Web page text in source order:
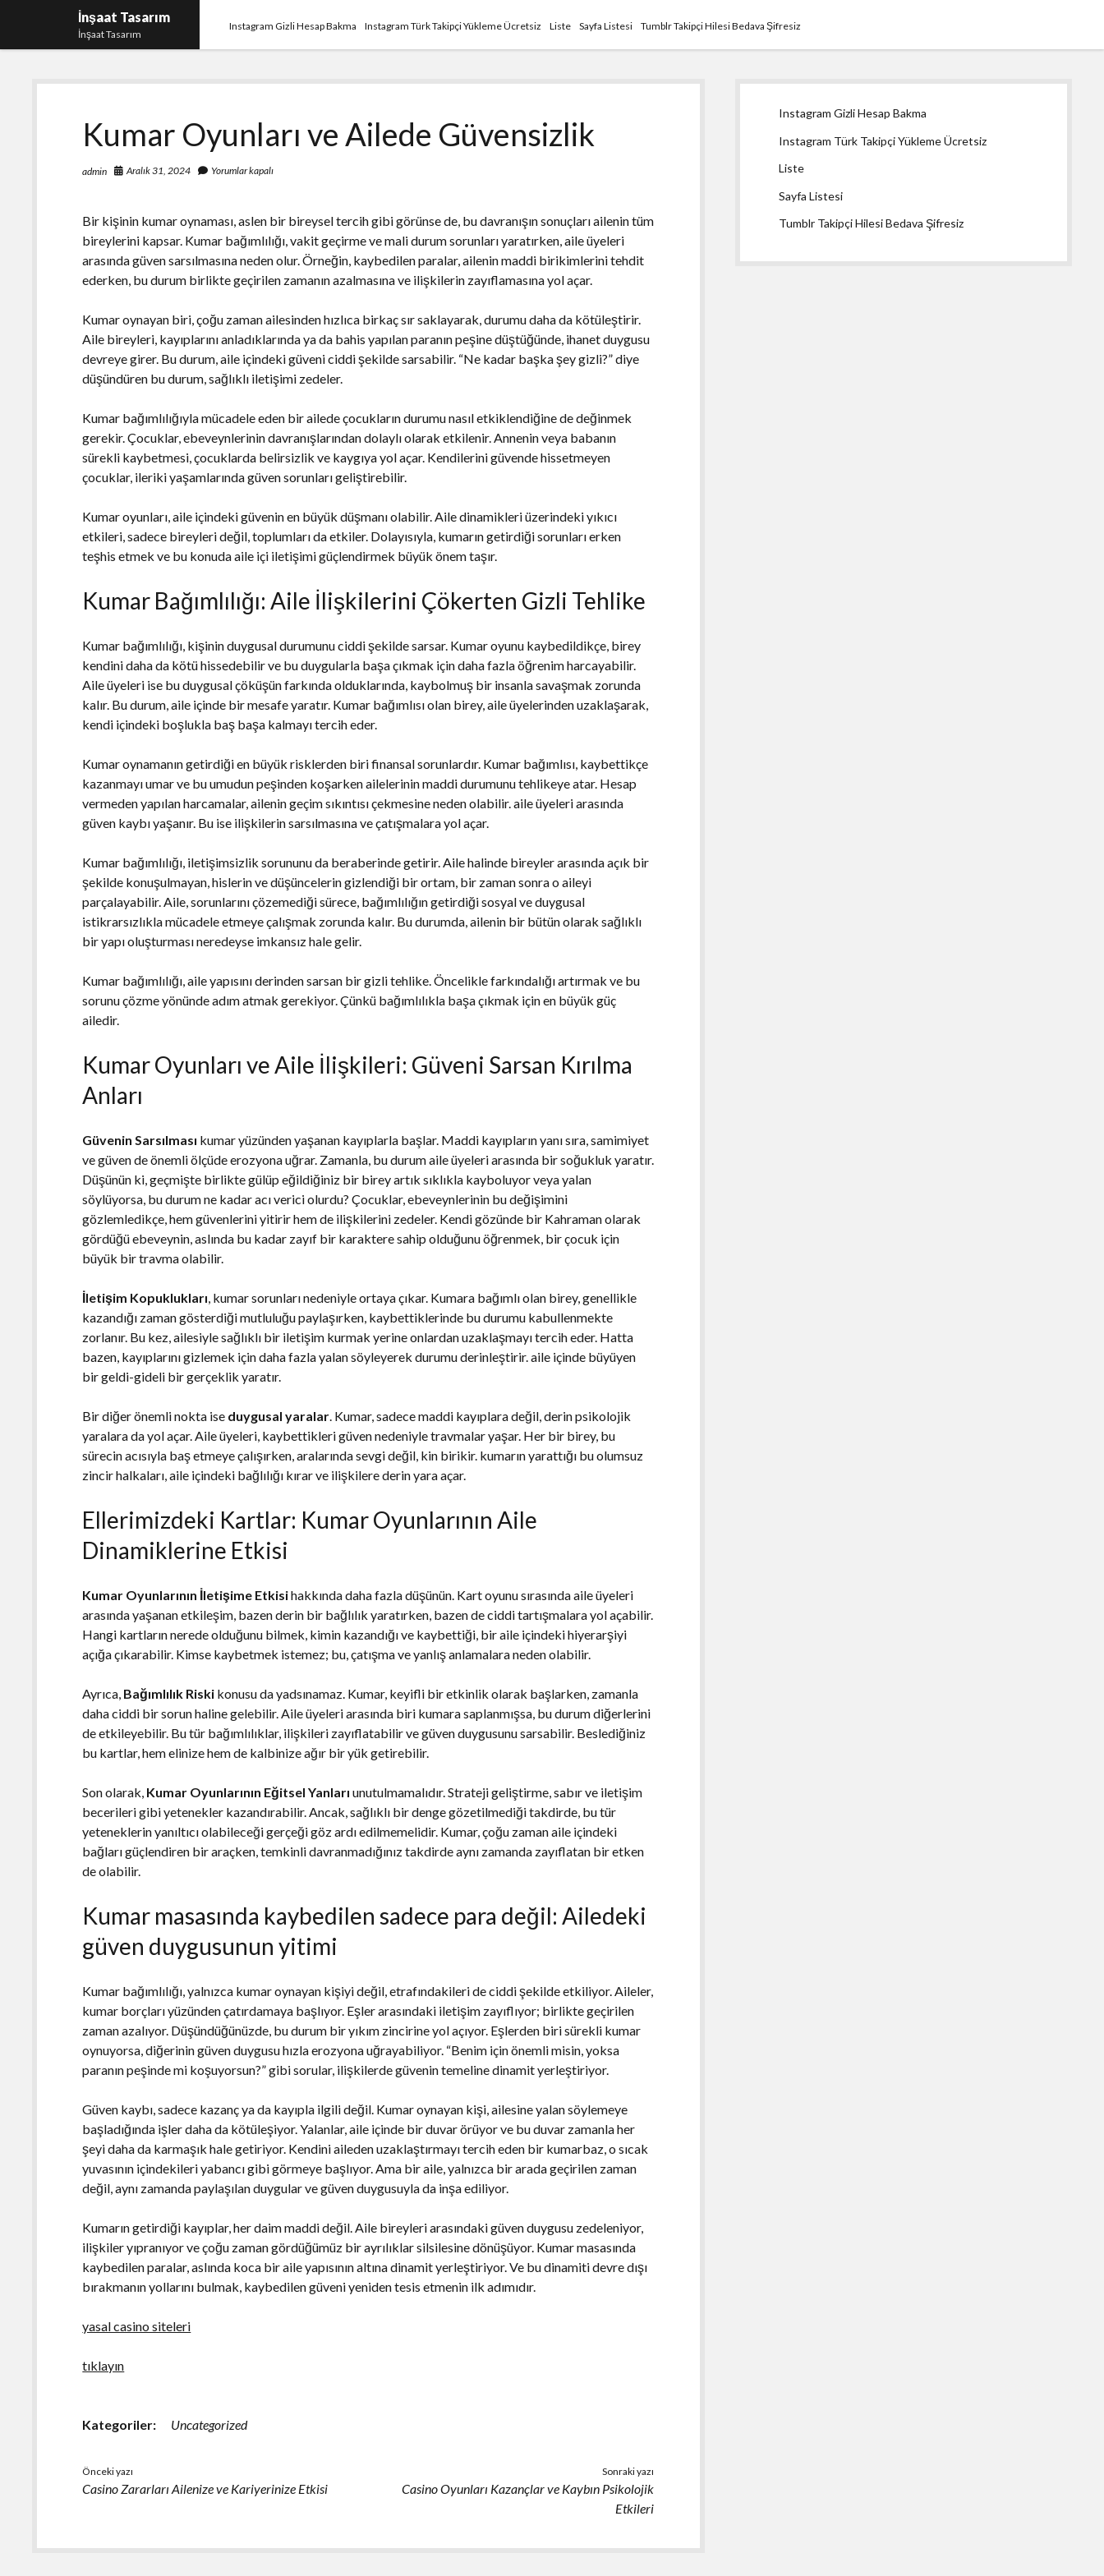
İnşaat Tasarım
İnşaat Tasarım
Instagram Gizli Hesap Bakma Instagram Türk Takipçi Yükleme Ücretsiz Liste Sayfa Listesi Tumblr Takipçi Hilesi Bedava Şifresiz
Kumar Oyunları ve Ailede Güvensizlik
admin Aralık 31, 2024 Yorumlar kapalı
Bir kişinin kumar oynaması, aslen bir bireysel tercih gibi görünse de, bu davranışın sonuçları ailenin tüm
bireylerini kapsar. Kumar bağımlılığı, vakit geçirme ve mali durum sorunları yaratırken, aile üyeleri
arasında güven sarsılmasına neden olur. Örneğin, kaybedilen paralar, ailenin maddi birikimlerini tehdit
ederken, bu durum birlikte geçirilen zamanın azalmasına ve ilişkilerin zayıflamasına yol açar.
Kumar oynayan biri, çoğu zaman ailesinden hızlıca birkaç sır saklayarak, durumu daha da kötüleştirir.
Aile bireyleri, kayıplarını anladıklarında ya da bahis yapılan paranın peşine düştüğünde, ihanet duygusu
devreye girer. Bu durum, aile içindeki güveni ciddi şekilde sarsabilir. “Ne kadar başka şey gizli?” diye
düşündüren bu durum, sağlıklı iletişimi zedeler.
Kumar bağımlılığıyla mücadele eden bir ailede çocukların durumu nasıl etkiklendiğine de değinmek
gerekir. Çocuklar, ebeveynlerinin davranışlarından dolaylı olarak etkilenir. Annenin veya babanın
sürekli kaybetmesi, çocuklarda belirsizlik ve kaygıya yol açar. Kendilerini güvende hissetmeyen
çocuklar, ileriki yaşamlarında güven sorunları geliştirebilir.
Kumar oyunları, aile içindeki güvenin en büyük düşmanı olabilir. Aile dinamikleri üzerindeki yıkıcı
etkileri, sadece bireyleri değil, toplumları da etkiler. Dolayısıyla, kumarın getirdiği sorunları erken
teşhis etmek ve bu konuda aile içi iletişimi güçlendirmek büyük önem taşır.
Kumar Bağımlılığı: Aile İlişkilerini Çökerten Gizli Tehlike
Kumar bağımlılığı, kişinin duygusal durumunu ciddi şekilde sarsar. Kumar oyunu kaybedildikçe, birey
kendini daha da kötü hissedebilir ve bu duygularla başa çıkmak için daha fazla öğrenim harcayabilir.
Aile üyeleri ise bu duygusal çöküşün farkında olduklarında, kaybolmuş bir insanla savaşmak zorunda
kalır. Bu durum, aile içinde bir mesafe yaratır. Kumar bağımlısı olan birey, aile üyelerinden uzaklaşarak,
kendi içindeki boşlukla baş başa kalmayı tercih eder.
Kumar oynamanın getirdiği en büyük risklerden biri finansal sorunlardır. Kumar bağımlısı, kaybettikçe
kazanmayı umar ve bu umudun peşinden koşarken ailelerinin maddi durumunu tehlikeye atar. Hesap
vermeden yapılan harcamalar, ailenin geçim sıkıntısı çekmesine neden olabilir. aile üyeleri arasında
güven kaybı yaşanır. Bu ise ilişkilerin sarsılmasına ve çatışmalara yol açar.
Kumar bağımlılığı, iletişimsizlik sorununu da beraberinde getirir. Aile halinde bireyler arasında açık bir
şekilde konuşulmayan, hislerin ve düşüncelerin gizlendiği bir ortam, bir zaman sonra o aileyi
parçalayabilir. Aile, sorunlarını çözemediği sürece, bağımlılığın getirdiği sosyal ve duygusal
istikrarsızlıkla mücadele etmeye çalışmak zorunda kalır. Bu durumda, ailenin bir bütün olarak sağlıklı
bir yapı oluşturması neredeyse imkansız hale gelir.
Kumar bağımlılığı, aile yapısını derinden sarsan bir gizli tehlike. Öncelikle farkındalığı artırmak ve bu
sorunu çözme yönünde adım atmak gerekiyor. Çünkü bağımlılıkla başa çıkmak için en büyük güç
ailedir.
Kumar Oyunları ve Aile İlişkileri: Güveni Sarsan Kırılma
Anları
Güvenin Sarsılması kumar yüzünden yaşanan kayıplarla başlar. Maddi kayıpların yanı sıra, samimiyet
ve güven de önemli ölçüde erozyona uğrar. Zamanla, bu durum aile üyeleri arasında bir soğukluk yaratır.
Düşünün ki, geçmişte birlikte gülüp eğildiğiniz bir birey artık sıklıkla kayboluyor veya yalan
söylüyorsa, bu durum ne kadar acı verici olurdu? Çocuklar, ebeveynlerinin bu değişimini
gözlemledikçe, hem güvenlerini yitirir hem de ilişkilerini zedeler. Kendi gözünde bir Kahraman olarak
gördüğü ebeveynin, aslında bu kadar zayıf bir karaktere sahip olduğunu öğrenmek, bir çocuk için
büyük bir travma olabilir.
İletişim Kopuklukları, kumar sorunları nedeniyle ortaya çıkar. Kumara bağımlı olan birey, genellikle
kazandığı zaman gösterdiği mutluluğu paylaşırken, kaybettiklerinde bu durumu kabullenmekte
zorlanır. Bu kez, ailesiyle sağlıklı bir iletişim kurmak yerine onlardan uzaklaşmayı tercih eder. Hatta
bazen, kayıplarını gizlemek için daha fazla yalan söyleyerek durumu derinleştirir. aile içinde büyüyen
bir geldi-gideli bir gerçeklik yaratır.
Bir diğer önemli nokta ise duygusal yaralar. Kumar, sadece maddi kayıplara değil, derin psikolojik
yaralara da yol açar. Aile üyeleri, kaybettikleri güven nedeniyle travmalar yaşar. Her bir birey, bu
sürecin acısıyla baş etmeye çalışırken, aralarında sevgi değil, kin birikir. kumarın yarattığı bu olumsuz
zincir halkaları, aile içindeki bağlılığı kırar ve ilişkilere derin yara açar.
Ellerimizdeki Kartlar: Kumar Oyunlarının Aile
Dinamiklerine Etkisi
Kumar Oyunlarının İletişime Etkisihakkında daha fazla düşünün. Kart oyunu sırasında aile üyeleri
arasında yaşanan etkileşim, bazen derin bir bağlılık yaratırken, bazen de ciddi tartışmalara yol açabilir.
Hangi kartların nerede olduğunu bilmek, kimin kazandığı ve kaybettiği, bir aile içindeki hiyerarşiyi
açığa çıkarabilir. Kimse kaybetmek istemez; bu, çatışma ve yanlış anlamalara neden olabilir.
Ayrıca, Bağımlılık Riski konusu da yadsınamaz. Kumar, keyifli bir etkinlik olarak başlarken, zamanla
daha ciddi bir sorun haline gelebilir. Aile üyeleri arasında biri kumara saplanmışsa, bu durum diğerlerini
de etkileyebilir. Bu tür bağımlılıklar, ilişkileri zayıflatabilir ve güven duygusunu sarsabilir. Beslediğiniz
bu kartlar, hem elinize hem de kalbinize ağır bir yük getirebilir.
Son olarak, Kumar Oyunlarının Eğitsel Yanları unutulmamalıdır. Strateji geliştirme, sabır ve iletişim
becerileri gibi yetenekler kazandırabilir. Ancak, sağlıklı bir denge gözetilmediği takdirde, bu tür
yeteneklerin yanıltıcı olabileceği gerçeği göz ardı edilmemelidir. Kumar, çoğu zaman aile içindeki
bağları güçlendiren bir araçken, temkinli davranmadığınız takdirde aynı zamanda zayıflatan bir etken
de olabilir.
Kumar masasında kaybedilen sadece para değil: Ailedeki
güven duygusunun yitimi
Kumar bağımlılığı, yalnızca kumar oynayan kişiyi değil, etrafındakileri de ciddi şekilde etkiliyor. Aileler,
kumar borçları yüzünden çatırdamaya başlıyor. Eşler arasındaki iletişim zayıflıyor; birlikte geçirilen
zaman azalıyor. Düşündüğünüzde, bu durum bir yıkım zincirine yol açıyor. Eşlerden biri sürekli kumar
oynuyorsa, diğerinin güven duygusu hızla erozyona uğrayabiliyor. “Benim için önemli misin, yoksa
paranın peşinde mi koşuyorsun?” gibi sorular, ilişkilerde güvenin temeline dinamit yerleştiriyor.
Güven kaybı, sadece kazanç ya da kayıpla ilgili değil. Kumar oynayan kişi, ailesine yalan söylemeye
başladığında işler daha da kötüleşiyor. Yalanlar, aile içinde bir duvar örüyor ve bu duvar zamanla her
şeyi daha da karmaşık hale getiriyor. Kendini aileden uzaklaştırmayı tercih eden bir kumarbaz, o sıcak
yuvasının içindekileri yabancı gibi görmeye başlıyor. Ama bir aile, yalnızca bir arada geçirilen zaman
değil, aynı zamanda paylaşılan duygular ve güven duygusuyla da inşa ediliyor.
Kumarın getirdiği kayıplar, her daim maddi değil. Aile bireyleri arasındaki güven duygusu zedeleniyor,
ilişkiler yıpranıyor ve çoğu zaman gördüğümüz bir ayrılıklar silsilesine dönüşüyor. Kumar masasında
kaybedilen paralar, aslında koca bir aile yapısının altına dinamit yerleştiriyor. Ve bu dinamiti devre dışı
bırakmanın yollarını bulmak, kaybedilen güveni yeniden tesis etmenin ilk adımıdır.
yasal casino siteleri
tıklayın
Kategoriler: Uncategorized
Önceki yazı
Casino Zararları Ailenize ve Kariyerinize Etkisi
Sonraki yazı
Casino Oyunları Kazançlar ve Kaybın Psikolojik
Etkileri
Menü
Instagram Gizli Hesap Bakma
Instagram Türk Takipçi Yükleme Ücretsiz
Liste
Sayfa Listesi
Tumblr Takipçi Hilesi Bedava Şifresiz